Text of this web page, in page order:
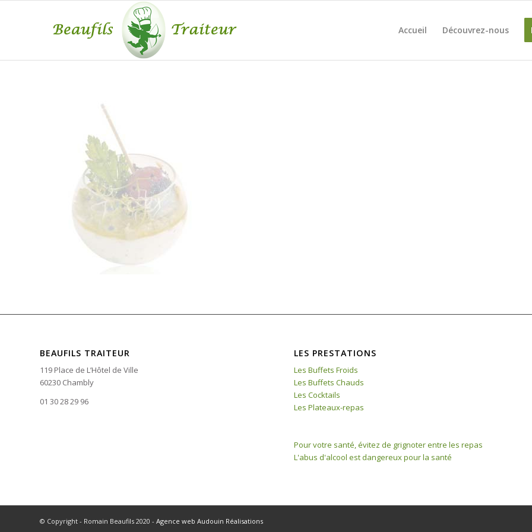
Accueil Découvrez-nous
BEAUFILS TRAITEUR
119 Place de L’Hôtel de Ville
60230 Chambly
01 30 28 29 96
LES PRESTATIONS
Les Buffets Froids
Les Buffets Chauds
Les Cocktails
Les Plateaux-repas
Pour votre santé, évitez de grignoter entre les repas
L'abus d'alcool est dangereux pour la santé
© Copyright - Romain Beaufils 2020 - Agence web Audouin Réalisations